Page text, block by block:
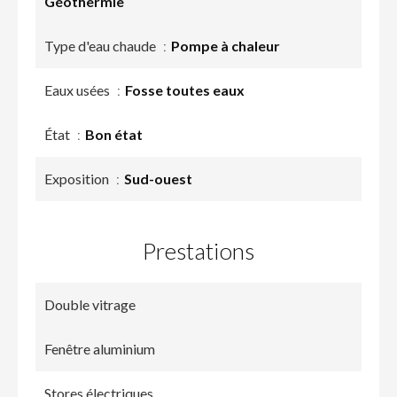
Type d'eau chaude Pompe à chaleur
Eaux usées Fosse toutes eaux
État Bon état
Exposition Sud-ouest
Prestations
Double vitrage
Fenêtre aluminium
Stores électriques